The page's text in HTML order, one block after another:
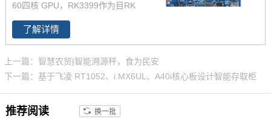
60四核 GPU，RK3399作为目RK
产品线中低功耗、高性能的代
表，可满足人脸识别设备、机器
用。飞凌RK3399开发板在整体
性能、功耗及核心面积做了大幅
度优化，更加满足工业设计需
求。飞凌RK3399开发板为进一
了解详情
上一篇：智慧农贸|智能溯源秤，食为民安
下一篇：基于飞凌 RT1052、i.MX6UL、A40i核心板设计智能存取柜
推荐阅读 换一批